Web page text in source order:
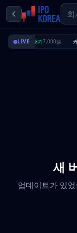
LIVE
리셔스상장대기7,000원
새
업데이트가 있